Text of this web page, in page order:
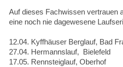
Auf dieses Fachwissen vertrauen
eine noch nie dagewesene
12.04. Kyffhäuser Berglauf, Bad
27.04. Hermannslauf, Bielefeld
17.05. Rennsteiglauf, Oberhof